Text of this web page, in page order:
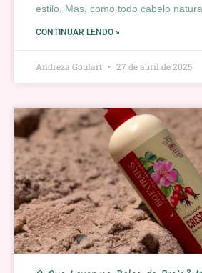
estilo. Mas, como todo cabelo
CONTINUAR LENDO »
Andreza Goulart 27 de abril de 2025